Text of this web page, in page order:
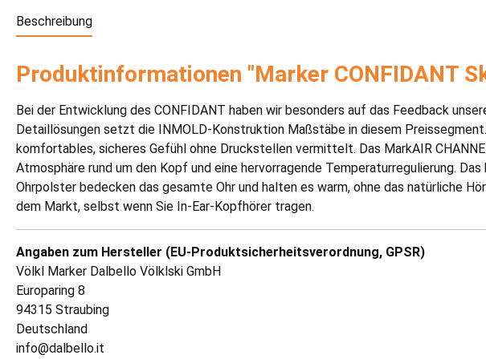
Beschreibung
Produktinformationen "Marker CONFIDANT
Bei der Entwicklung des CONFIDANT haben wir besonders auf das Feedback
Detaillösungen setzt die INMOLD-Konstruktion Maßstäbe in diesem
komfortables, sicheres Gefühl ohne Druckstellen vermittelt. Das MarkAIR
Atmosphäre rund um den Kopf und eine hervorragende Temperaturregulierung.
Ohrpolster bedecken das gesamte Ohr und halten es warm, ohne das natürliche
dem Markt, selbst wenn Sie In-Ear-Kopfhörer tragen.
Angaben zum Hersteller (EU-Produktsicherheitsverordnung, GPSR)
Völkl Marker Dalbello Völklski GmbH
Europaring 8
94315 Straubing
Deutschland
info@dalbello.it